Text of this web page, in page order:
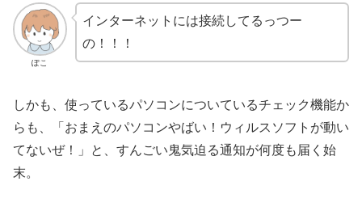
ぽこ
インターネットには接続してるっつー
の！！！
しかも、使っているパソコンについているチェック機能か
らも、「おまえのパソコンやばい！ウィルスソフトが動い
てないぜ！」と、すんごい鬼気迫る通知が何度も届く始
末。